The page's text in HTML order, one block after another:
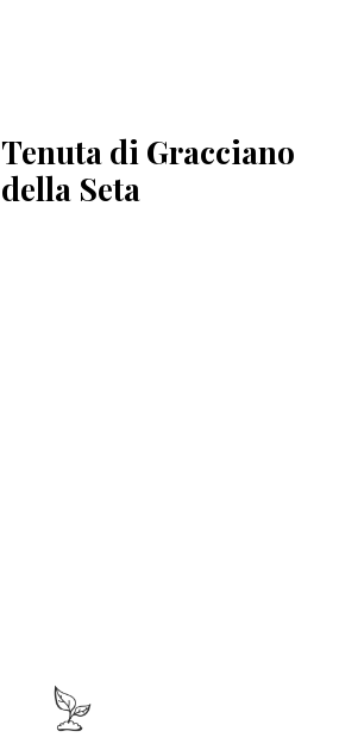
Tenuta di Gracciano
della Seta